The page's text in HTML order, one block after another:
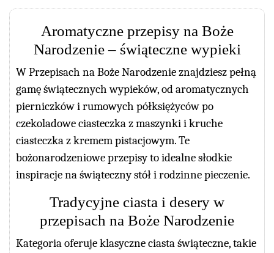
Aromatyczne przepisy na Boże
Narodzenie – świąteczne wypieki
W Przepisach na Boże Narodzenie znajdziesz pełną
gamę świątecznych wypieków, od aromatycznych
pierniczków i rumowych półksiężyców po
czekoladowe ciasteczka z maszynki i kruche
ciasteczka z kremem pistacjowym. Te
bożonarodzeniowe przepisy to idealne słodkie
inspiracje na świąteczny stół i rodzinne pieczenie.
Tradycyjne ciasta i desery w
przepisach na Boże Narodzenie
Kategoria oferuje klasyczne ciasta świąteczne, takie